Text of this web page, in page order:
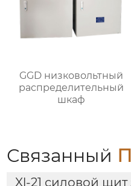
GGD низковольтный
распределительный
шкаф
Связанный
Xl-21 силовой